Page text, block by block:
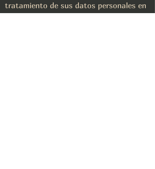
tratamiento de sus datos personales en